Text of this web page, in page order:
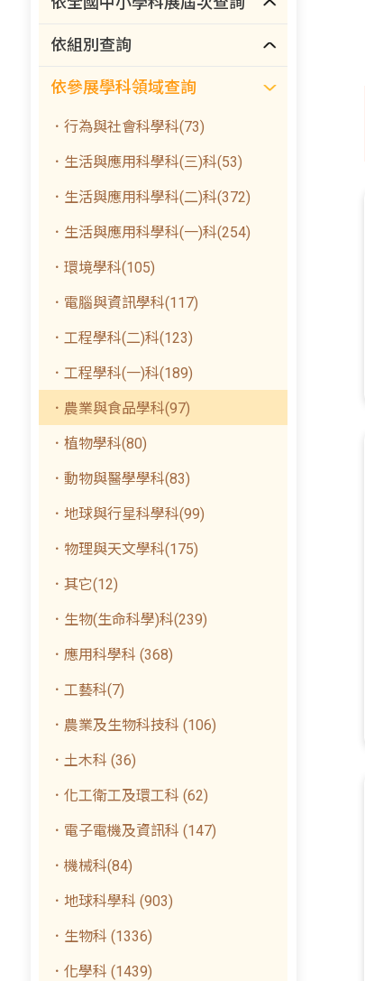
依組別查詢
依參展學科領域查詢
．行為與社會科學科(73)
．生活與應用科學科(三)科(53)
．生活與應用科學科(二)科(372)
．生活與應用科學科(一)科(254)
．環境學科(105)
．電腦與資訊學科(117)
．工程學科(二)科(123)
．工程學科(一)科(189)
．農業與食品學科(97)
．植物學科(80)
．動物與醫學學科(83)
．地球與行星科學科(99)
．物理與天文學科(175)
．其它(12)
．生物(生命科學)科(239)
．應用科學科 (368)
．工藝科(7)
．農業及生物科技科 (106)
．土木科 (36)
．化工衛工及環工科 (62)
．電子電機及資訊科 (147)
．機械科(84)
．地球科學科 (903)
．生物科 (1336)
．化學科 (1439)